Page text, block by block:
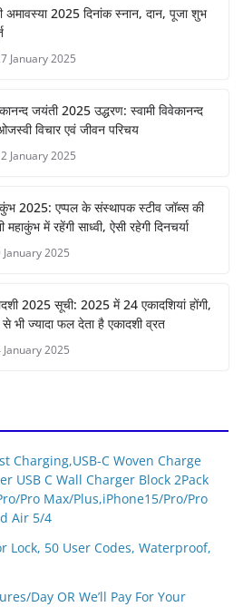
अमावस्या 2025 दिनांक स्नान, दान, पूजा शुभ
January 2025
जयंती 2025 उद्धरण: स्वामी विवेकानन्द
विचार एवं जीवन परिचय
January 2025
2025: एप्पल के संस्थापक स्टीव जॉब्स की
महाकुंभ में रहेंगी साध्वी, ऐसी रहेगी दिनचर्या
January 2025
2025 सूची: 2025 में 24 एकादशियां होंगी,
से भी ज्यादा फल देता है एकादशी व्रत
January 2025
Charging,USB-C Woven Charge
USB C Wall Charger Block 2Pack
Pro Max/Plus,iPhone15/Pro/Pro
Air 5/4
Lock, 50 User Codes, Waterproof,
Day OR We’ll Pay For Your